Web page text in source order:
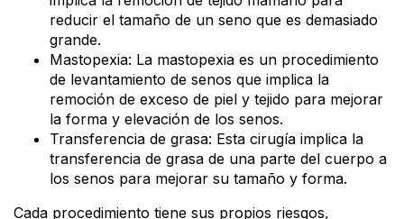
reducir el tamaño de un seno que es demasiado
grande.
Mastopexia: La mastopexia es un procedimiento
de levantamiento de senos que implica la
remoción de exceso de piel y tejido para mejorar
la forma y elevación de los senos.
Transferencia de grasa: Esta cirugía implica la
transferencia de grasa de una parte del cuerpo a
los senos para mejorar su tamaño y forma.
Cada procedimiento tiene sus propios riesgos,